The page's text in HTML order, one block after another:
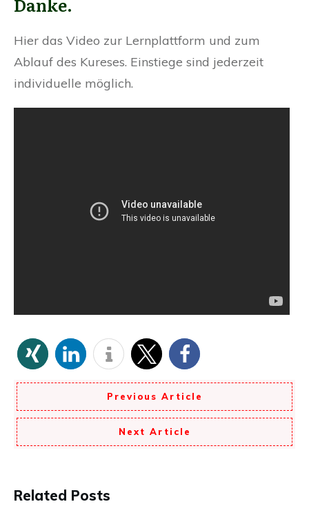
Hier das Video zur Lernplattform und zum
Ablauf des Kureses. Einstiege sind jederzeit
individuelle möglich.
Previous Article
Next Article
Related Posts